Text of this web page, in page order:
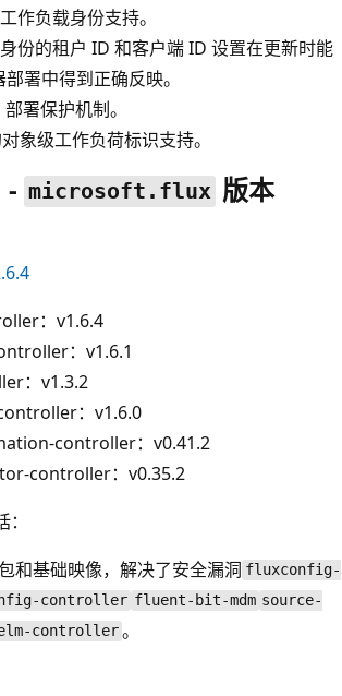
作负载身份支持。
份的租户 ID 和客户端 ID 设置在更新时能
署中得到正确反映。
署保护机制。
象级工作负荷标识支持。
- microsoft.flux 版本
：v1.6.4
：v1.6.1
：v1.3.2
：v1.6.0
controller：v0.41.2
controller：v0.35.2
和基础映像，解决了安全漏洞 fluxconfig-
controller fluent-bit-mdm source-
controller。